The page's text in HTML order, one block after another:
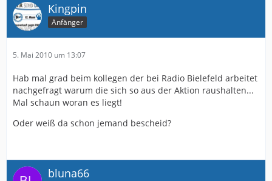
Kingpin
Anfänger
5. Mai 2010 um 13:07
Hab mal grad beim kollegen der bei Radio Bielefeld arbeitet
nachgefragt warum die sich so aus der Aktion raushalten...
Mal schaun woran es liegt!
Oder weiß da schon jemand bescheid?
bluna66